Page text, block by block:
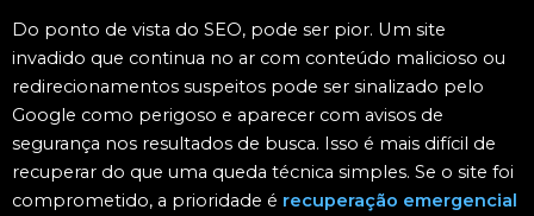
Do ponto de vista do SEO, pode ser pior. Um site
invadido que continua no ar com conteúdo malicioso ou
redirecionamentos suspeitos pode ser sinalizado pelo
Google como perigoso e aparecer com avisos de
segurança nos resultados de busca. Isso é mais difícil de
recuperar do que uma queda técnica simples. Se o site foi
comprometido, a prioridade é recuperação emergencial